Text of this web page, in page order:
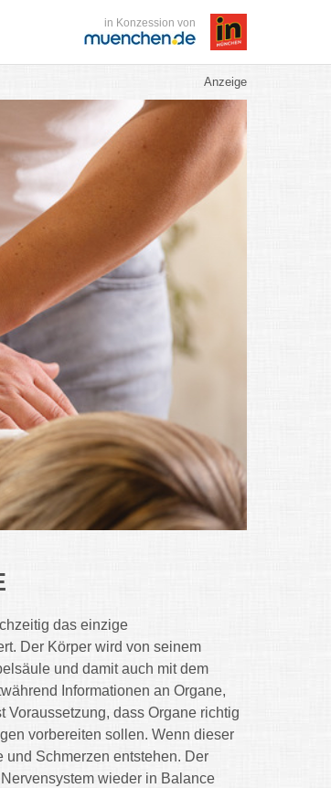
in Konzession von
Anzeige
das einzige
Der Körper wird von seinem
und damit auch mit dem
Informationen an Organe,
Voraussetzung, dass Organe richtig
vorbereiten sollen. Wenn dieser
und Schmerzen entstehen. Der
wieder in Balance